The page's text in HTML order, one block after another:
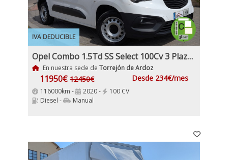
IVA DEDUCIBLE
Opel Combo 1.5Td SS Select 100Cv 3 Plazas Etiqueta C IVA y Garantía Incl
En nuestra sede de Torrejón de Ardoz
11950€ 12450€ Desde 234€/mes
116000km - 2020 -
100 CV
Diesel -
Manual